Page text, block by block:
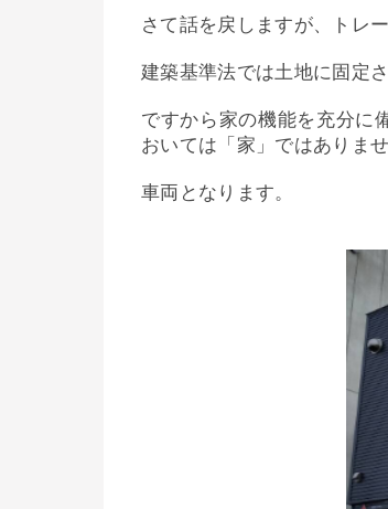
さて話を戻しますが、トレ
建築基準法では土地に固定
ですから家の機能を充分に
おいては「家」ではありませ
車両となります。